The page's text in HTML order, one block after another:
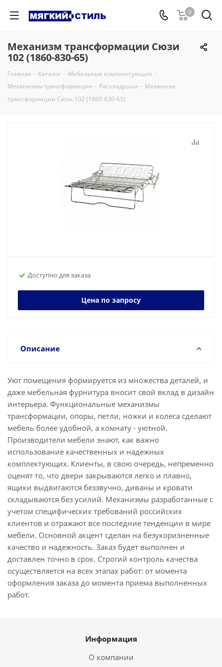
0
Механизм трансформации Сюзи
102 (1860-830-65)
Главная - Каталог - Мебельные комплектующие -
Механизмы трансформации - Раскладушки - Механизм
трансформации Сюзи 102 (1860-830-65)
Доступно для заказа
Цена по запросу
Описание
Уют помещения формируется из множества деталей, и
даже мебельная фурнитура вносит свой вклад в дизайн
интерьера. Функциональные механизмы
трансформации, опоры, петли, ножки и колеса сделают
мебель более удобной, а комнату - уютной.
Производители мебели знают, как важно
использование качественных и надежных
комплектующих. Клиенты, в свою очередь, непременно
оценят то, что двери закрываются легко и плавно,
ящики выдвигаются беззвучно, диваны и кровати
складываются без усилий. Механизмы разработанные с
учетом специфических требований российских
клиентов и отражают все последние тенденции в мире
мебели. Основной акцент сделан на безукоризненные
качество и надежность. Заказ будет выполнен и
доставлен точно в срок. Строгий контроль качества
осуществляется на всех этапах работ: от момента
оформления заказа до момента приема выполненных
работ.
Информация
О компании